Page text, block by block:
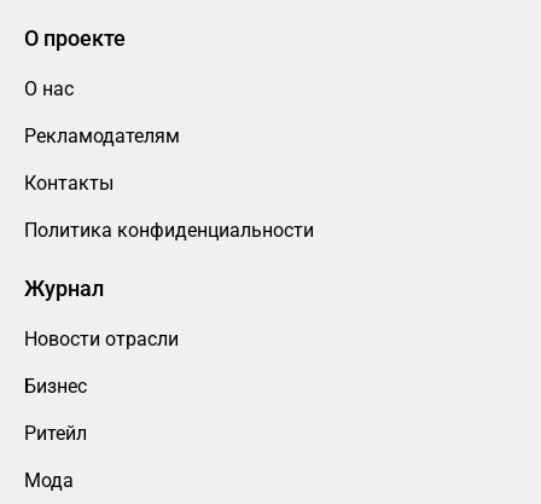
О проекте
О нас
Рекламодателям
Контакты
Политика конфиденциальности
Журнал
Новости отрасли
Бизнес
Ритейл
Мода